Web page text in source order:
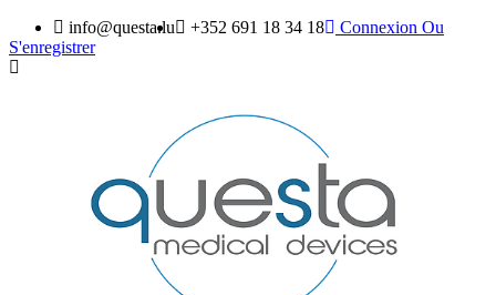
info@questa.lu +352 691 18 34 18 Connexion Ou
S'enregistrer